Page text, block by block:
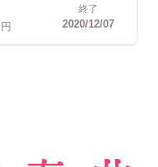
円
終了
2020/12/07